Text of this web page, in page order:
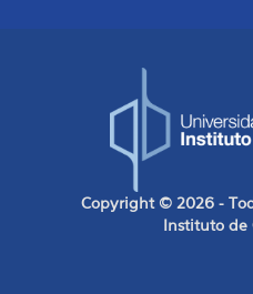
Copyright © 2026 -
Instituto de